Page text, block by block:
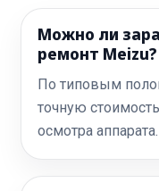
Можно ли
ремонт Meizu?
По типовым
точную
осмотра аппарата.